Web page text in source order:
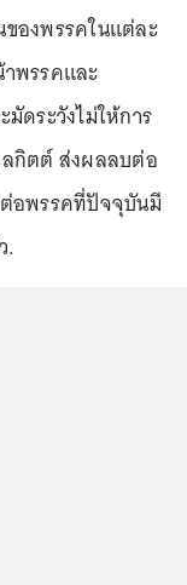
องพรรคในแต่ละ
พรรคและ
ดระวังไม่ให้การ
ลกิตต์ ส่งผลลบต่อ
อพรรคที่ปัจจุบันมี
.